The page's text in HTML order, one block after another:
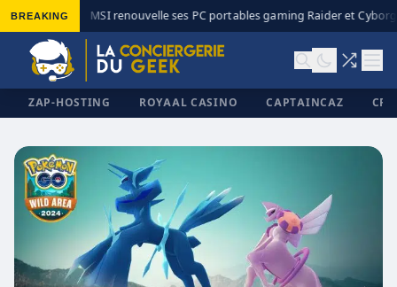
BREAKING MSI renouvelle ses PC portables gaming Raider et
ZAP-HOSTING ROYAAL CASINO CAPTAINCAZ